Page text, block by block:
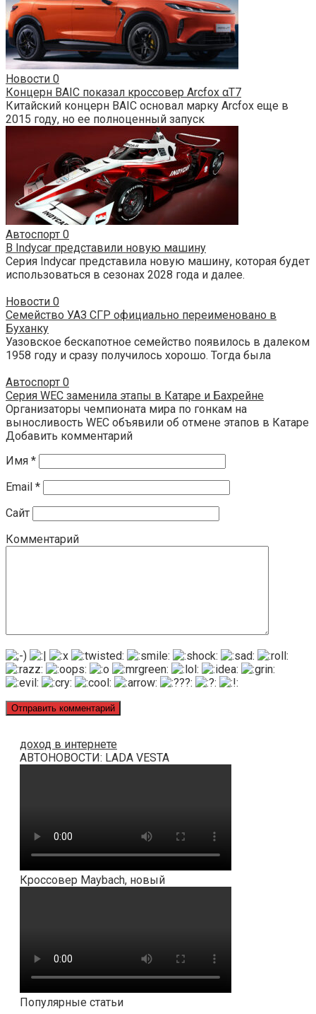
Новости 0
Концерн BAIC показал кроссовер Arcfox αT7
Китайский концерн BAIC основал марку Arcfox еще в
2015 году, но ее полноценный запуск
Автоспорт 0
В Indycar представили новую машину
Серия Indycar представила новую машину, которая будет
использоваться в сезонах 2028 года и далее.
Новости 0
Семейство УАЗ СГР официально переименовано в
Буханку
Уазовское бескапотное семейство появилось в далеком
1958 году и сразу получилось хорошо. Тогда была
Автоспорт 0
Серия WEC заменила этапы в Катаре и Бахрейне
Организаторы чемпионата мира по гонкам на
выносливость WEC объявили об отмене этапов в Катаре
Добавить комментарий
Имя *
Email *
Сайт
Комментарий
доход в интернете
АВТОНОВОСТИ: LADA VESTA
Кроссовер Maybach, новый
Популярные статьи